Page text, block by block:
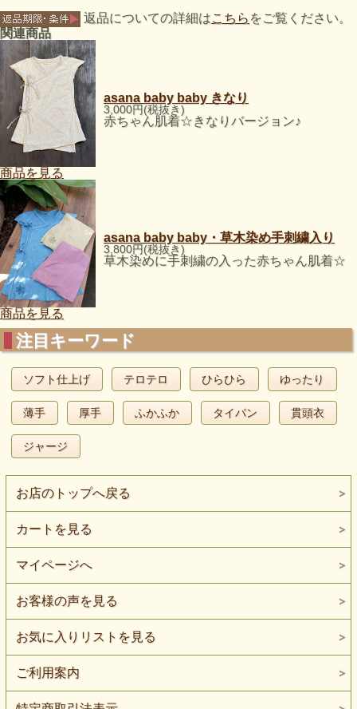
返品についての詳細はこちら をご覧ください。
関連商品
商品を見る
asana baby baby きなり
3,000円(税抜き)
赤ちゃん肌着☆きなりバージョン♪
商品を見る
asana baby baby・草木染め手刺繍入り
3,800円(税抜き)
草木染めに手刺繍の入った赤ちゃん肌着☆
注目キーワード
ソフト仕上げ テロテロ ひらひら ゆったり
薄手 厚手 ふかふか タイパン 貫頭衣
ジャージ
お店のトップへ戻る
カートを見る
マイページへ
お客様の声を見る
お気に入りリストを見る
ご利用案内